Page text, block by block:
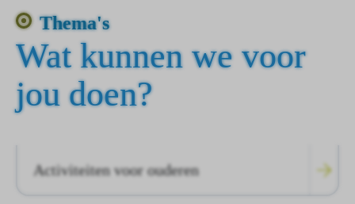
Thema's
Wat kunnen we voor
jou doen?
Activiteiten voor ouderen